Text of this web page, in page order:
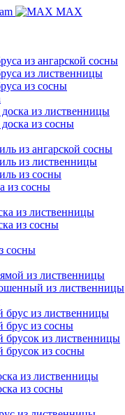
MAX
из ангарской сосны
из лиственницы
из сосны
из лиственницы
из сосны
из ангарской сосны
из лиственницы
из сосны
из сосны
из лиственницы
из сосны
сосны
из лиственницы
из лиственницы
брус из лиственницы
брус из сосны
брусок из лиственницы
брусок из сосны
из лиственницы
из сосны